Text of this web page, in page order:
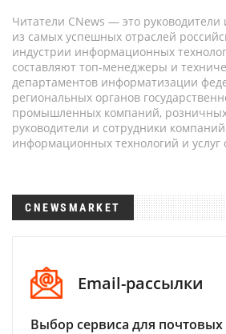
Читатели CNews — это руководители
из самых успешных отраслей
индустрии информационных
составляют топ-менеджеры и
департаментов информатизации
региональных органов
промышленных компаний, розничных
руководители и сотрудники
информационных технологий и услуг
CNEWSMARKET
Email-рассылки
Выбор сервиса для